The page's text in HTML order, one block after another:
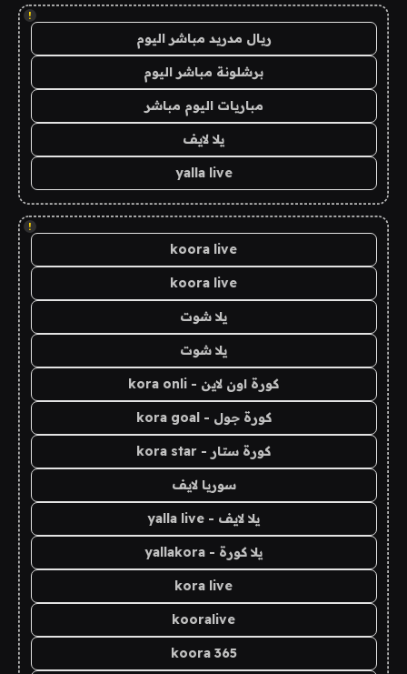
!
ريال مدريد مباشر اليوم
برشلونة مباشر اليوم
مباريات اليوم مباشر
يلا لايف
yalla live
!
koora live
koora live
يلا شوت
يلا شوت
كورة اون لاين - kora onli
كورة جول - kora goal
كورة ستار - kora star
سوريا لايف
يلا لايف - yalla live
يلا كورة - yallakora
kora live
kooralive
koora 365